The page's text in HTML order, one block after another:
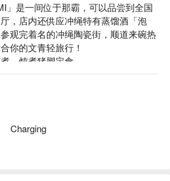
」是一间位于那霸，可以品尝到全国
，店内还供应冲绳特有蒸馏酒「泡
观完着名的冲绳陶瓷街，顺道来碗热
你的文青轻旅行！
、炖煮猪脚定食
星好评推荐⭐️
瓷街附近，适合逛国际通时顺带造
历的潜水及登山导游，非常熟悉冲绳
Charging